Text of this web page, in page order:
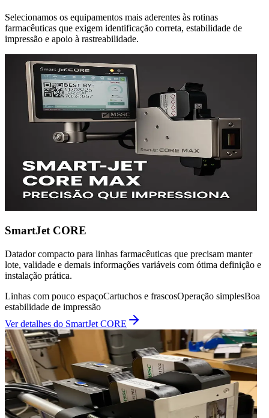
Selecionamos os equipamentos mais aderentes às rotinas
farmacêuticas que exigem identificação correta, estabilidade de
impressão e apoio à rastreabilidade.
SmartJet CORE
Datador compacto para linhas farmacêuticas que precisam manter
lote, validade e demais informações variáveis com ótima definição e
instalação prática.
Linhas com pouco espaçoCartuchos e frascosOperação simplesBoa
estabilidade de impressão
Ver detalhes do SmartJet CORE